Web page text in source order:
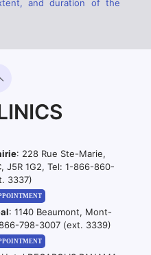
and duration of the
: 228 Rue Ste-Marie,
J5R 1G2, Tel: 1-866-860-
3337)
: 1140 Beaumont, Mont-
798-3007 (ext. 3339)